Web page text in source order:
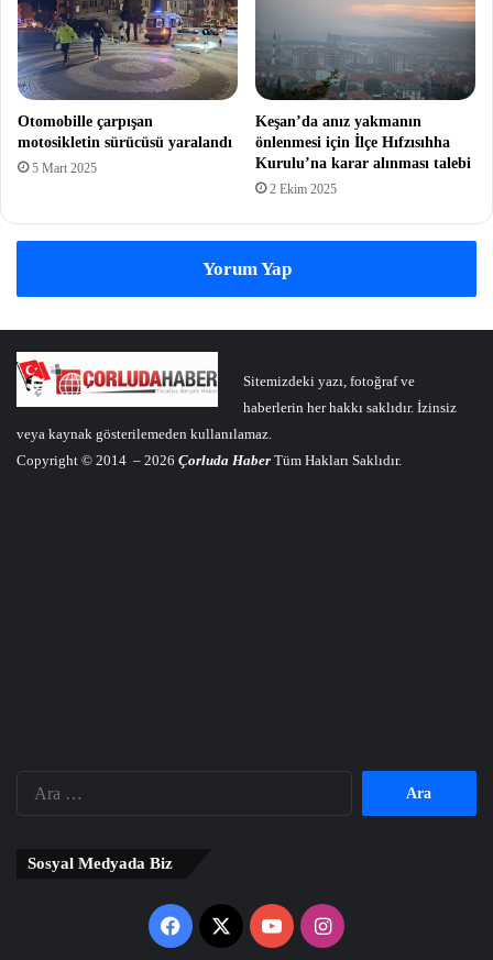
Otomobille çarpışan
motosikletin sürücüsü yaralandı
5 Mart 2025
Keşan’da anız yakmanın
önlenmesi için İlçe Hıfzısıhha
Kurulu’na karar alınması talebi
2 Ekim 2025
Yorum Yap
Sitemizdeki yazı, fotoğraf ve
haberlerin her hakkı saklıdır. İzinsiz
veya kaynak gösterilemeden kullanılamaz.
Copyright © 2014 – 2026 Çorluda Haber Tüm Hakları Saklıdır.
Sosyal Medyada Biz
Facebook
X YouTubeInstagram